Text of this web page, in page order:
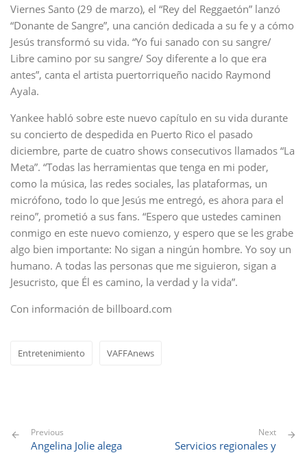
Viernes Santo (29 de marzo), el “Rey del Reggaetón” lanzó
“Donante de Sangre”, una canción dedicada a su fe y a cómo
Jesús transformó su vida. “Yo fui sanado con su sangre/
Libre camino por su sangre/ Soy diferente a lo que era
antes”, canta el artista puertorriqueño nacido Raymond
Ayala.
Yankee habló sobre este nuevo capítulo en su vida durante
su concierto de despedida en Puerto Rico el pasado
diciembre, parte de cuatro shows consecutivos llamados “La
Meta”. “Todas las herramientas que tenga en mi poder,
como la música, las redes sociales, las plataformas, un
micrófono, todo lo que Jesús me entregó, es ahora para el
reino”, prometió a sus fans. “Espero que ustedes caminen
conmigo en este nuevo comienzo, y espero que se les grabe
algo bien importante: No sigan a ningún hombre. Yo soy un
humano. A todas las personas que me siguieron, sigan a
Jesucristo, que Él es camino, la verdad y la vida”.
Con información de billboard.com
Entretenimiento VAFFAnews
Previous
Angelina Jolie alega
Next
Servicios regionales y